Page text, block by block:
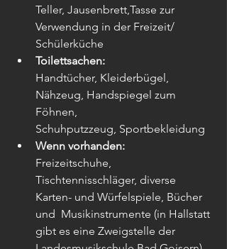
Teller, Jausenbrett,Tasse zur
Verwendung in der Freizeit/
Schülerküche
Toilettsachen:
Handtücher, Kleiderbügel,
Nähzeug, Handspiegel zum
Föhnen,
Schuhputzzeug, Sportbekleidung
Wenn vorhanden:
Freizeitschuhe,
Tischtennisschläger, diverse
Karten- und Würfelspiele, Bücher
und  Musikinstrumente (in Hallstatt
gibt es eine Zweigstelle der